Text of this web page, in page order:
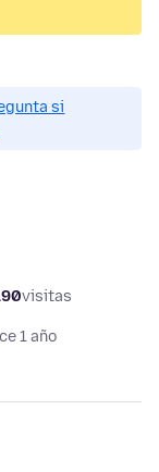
si
visitas
1 año